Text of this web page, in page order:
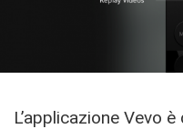
L’applicazione Vevo